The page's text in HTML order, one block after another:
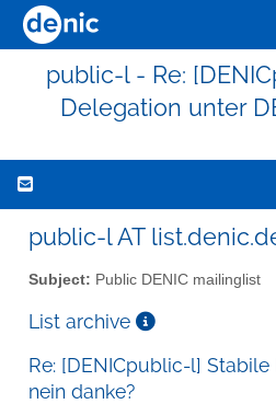
public-l - Re:
Delegation unter
public-l AT
Subject: Public DENIC mailinglist
List archive
Re: [DENICpublic-l]
nein danke?